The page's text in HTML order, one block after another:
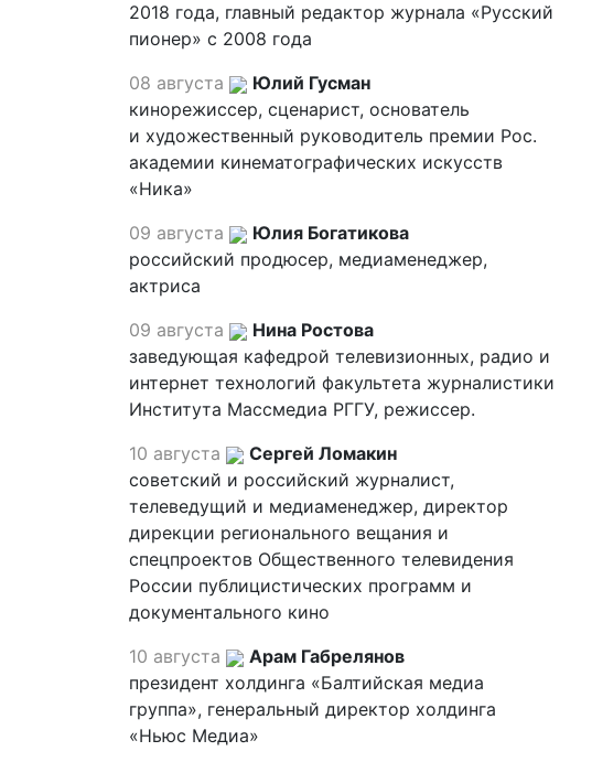
2018 года, главный редактор журнала «Русский
пионер» с 2008 года
08 августа
Юлий Гусман
кинорежиссер, сценарист, основатель
и художественный руководитель премии Рос.
академии кинематографических искусств
«Ника»
09 августа
Юлия Богатикова
российский продюсер, медиаменеджер,
актриса
09 августа
Нина Ростова
заведующая кафедрой телевизионных, радио и
интернет технологий факультета журналистики
Института Массмедиа РГГУ, режиссер.
10 августа
Сергей Ломакин
советский и российский журналист,
телеведущий и медиаменеджер, директор
дирекции регионального вещания и
спецпроектов Общественного телевидения
России публицистических программ и
документального кино
10 августа
Арам Габрелянов
президент холдинга «Балтийская медиа
группа», генеральный директор холдинга
«Ньюс Медиа»